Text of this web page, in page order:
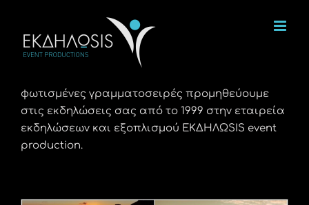
περιεχόμενο
φωτισμένες γραμματοσειρές προμηθεύουμε
στις εκδηλώσεις σας από το 1999 στην εταιρεία
εκδηλώσεων και εξοπλισμού ΕΚΔΗΛΩSIS event
production.